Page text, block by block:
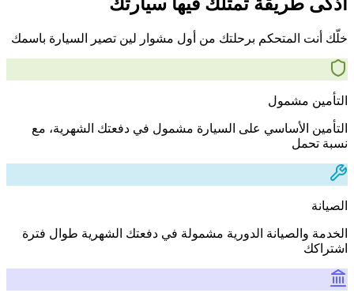
أذكى طريقة تمتلك فيها سيارتك
خلّك أنت المتحكم برحلتك من أول مشوار لين تصير السيارة باسمك
التأمين مشمول
التأمين الأساسي على السيارة مشمول في دفعتك الشهرية، مع
نسبة تحمل
الصيانة
الخدمة والصيانة الدورية مشمولة في دفعتك الشهرية طوال فترة
اشتراكك